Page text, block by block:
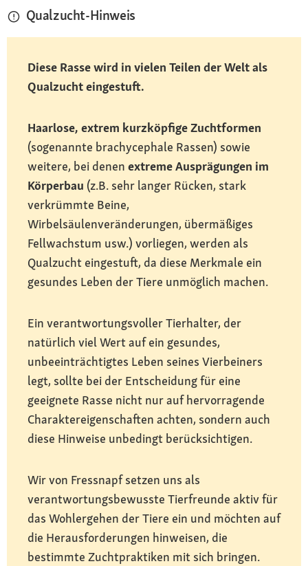
Qualzucht-Hinweis
Diese Rasse wird in vielen Teilen der Welt als
Qualzucht eingestuft.
Haarlose, extrem kurzköpfige Zuchtformen
(sogenannte brachycephale Rassen) sowie
weitere, bei denen extreme Ausprägungen im
Körperbau (z.B. sehr langer Rücken, stark
verkrümmte Beine,
Wirbelsäulenveränderungen, übermäßiges
Fellwachstum usw.) vorliegen, werden als
Qualzucht eingestuft, da diese Merkmale ein
gesundes Leben der Tiere unmöglich machen.
Ein verantwortungsvoller Tierhalter, der
natürlich viel Wert auf ein gesundes,
unbeeinträchtigtes Leben seines Vierbeiners
legt, sollte bei der Entscheidung für eine
geeignete Rasse nicht nur auf hervorragende
Charaktereigenschaften achten, sondern auch
diese Hinweise unbedingt berücksichtigen.
Wir von Fressnapf setzen uns als
verantwortungsbewusste Tierfreunde aktiv für
das Wohlergehen der Tiere ein und möchten auf
die Herausforderungen hinweisen, die
bestimmte Zuchtpraktiken mit sich bringen.